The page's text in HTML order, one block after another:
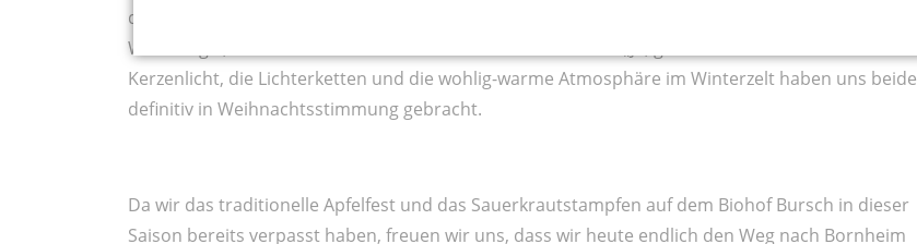
das erste Wintergefühl ein. Ich liebe Kamine und Holzöfen :-) „Mama, wann schmücken wir die
Wohnung?", will Norea wissen. Ich schaue auf den Kalender: „Ja, ganz bald ist es soweit." Das
Kerzenlicht, die Lichterketten und die wohlig-warme Atmosphäre im Winterzelt haben uns beide
definitiv in Weihnachtsstimmung gebracht.
Da wir das traditionelle Apfelfest und das Sauerkrautstampfen auf dem Biohof Bursch in dieser
Saison bereits verpasst haben, freuen wir uns, dass wir heute endlich den Weg nach Bornheim